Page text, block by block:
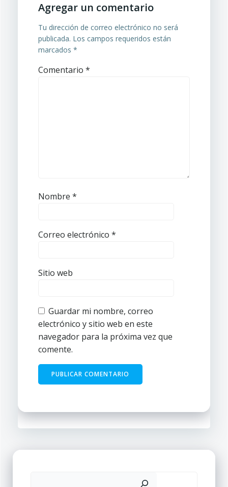
Agregar un comentario
Tu dirección de correo electrónico no será
publicada. Los campos requeridos están
marcados *
Comentario *
Nombre *
Correo electrónico *
Sitio web
Guardar mi nombre, correo
electrónico y sitio web en este
navegador para la próxima vez que
comente.